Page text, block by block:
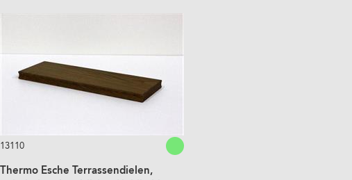
13110
Thermo Esche Terrassendielen,